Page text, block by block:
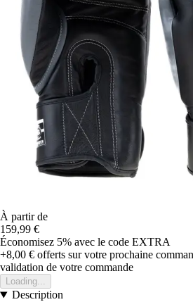
À partir de
159,99 €
Économisez 5% avec le code EXTRA
+8,00 € offerts sur votre prochaine
validation de votre commande
Loading...
Description